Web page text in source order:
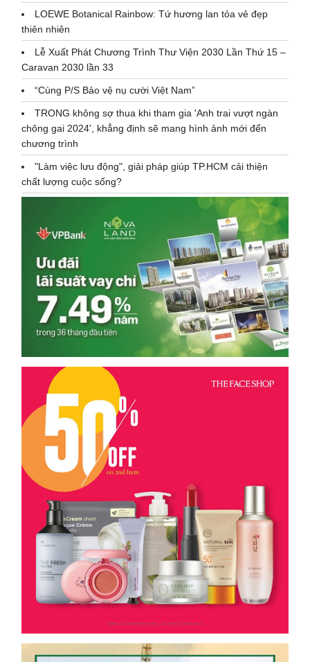
LOEWE Botanical Rainbow: Tứ hương lan tỏa vẻ đẹp
thiên nhiên
Lễ Xuất Phát Chương Trình Thư Viện 2030 Lần Thứ 15 –
Caravan 2030 lần 33
“Cùng P/S Bảo vệ nụ cười Việt Nam”
TRONG không sợ thua khi tham gia 'Anh trai vượt ngàn
chông gai 2024', khẳng định sẽ mang hình ảnh mới đến
chương trình
"Làm việc lưu động", giải pháp giúp TP.HCM cải thiện
chất lượng cuộc sống?